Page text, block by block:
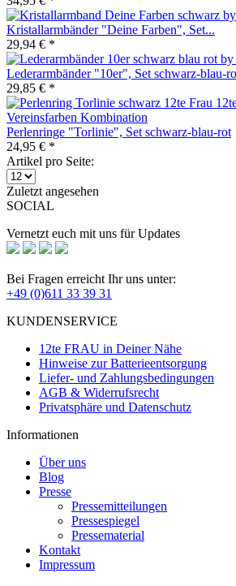
Kristallarmbänder "Deine Farben", Set...
29,94 € *
Lederarmbänder "10er", Set schwarz-blau-
29,85 € *
Perlenringe "Torlinie", Set schwarz-blau-rot
24,95 € *
Artikel pro Seite:
Zuletzt angesehen
SOCIAL
Vernetzt euch mit uns für Updates
Bei Fragen erreicht Ihr uns unter:
+49 (0)611 33 39 31
KUNDENSERVICE
12te FRAU in Deiner Nähe
Hinweise zur Batterieentsorgung
Liefer- und Zahlungsbedingungen
AGB & Widerrufsrecht
Privatsphäre und Datenschutz
Informationen
Über uns
Blog
Presse
Pressemitteilungen
Pressespiegel
Pressematerial
Kontakt
Impressum